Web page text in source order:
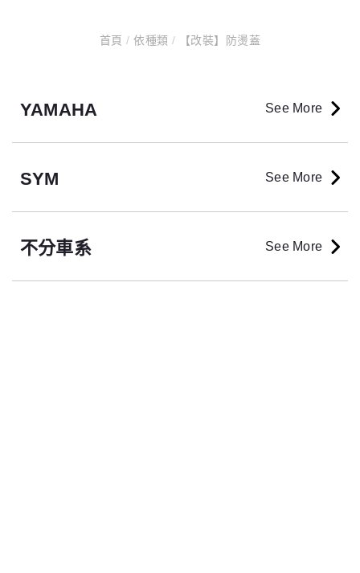
首頁/ 依種類 / 【改裝】防燙蓋
YAMAHA See More
SYM See More
不分車系 See More